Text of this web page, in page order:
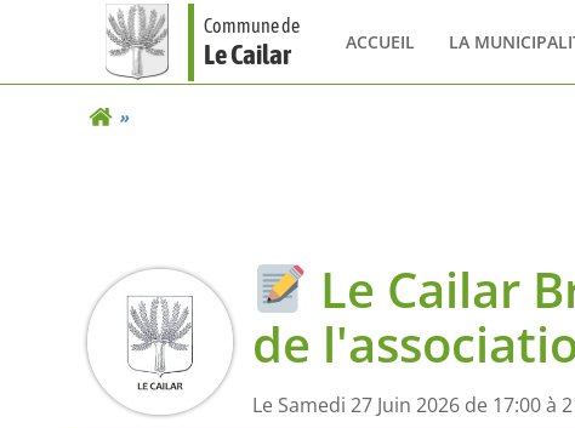
Commune de
Le Cailar ACCUEIL LA
Le Cailar
de
Le Samedi 27 Juin 2026 de 17:00 à